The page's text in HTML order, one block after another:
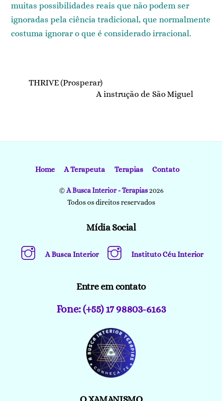
muitas possibilidades reais que não podem ser
ignoradas pela ciência tradicional, que normalmente
costuma ignorar o que é considerado irracional.
THRIVE (Prosperar)
A instrução de São Miguel
Home A Terapeuta Terapias Contato
©A Busca Interior - Terapias2026
Todos os direitos reservados
Mídia Social
A Busca Interior Instituto Céu Interior
Entre em contato
Fone: (+55) 17 98803-6163